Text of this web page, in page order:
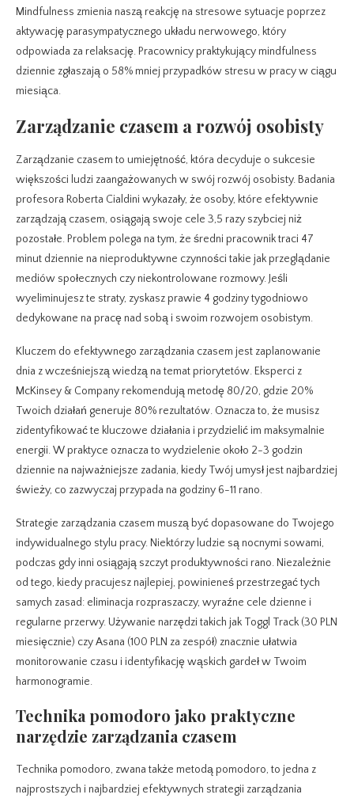
Mindfulness zmienia naszą reakcję na stresowe sytuacje poprzez
aktywację parasympatycznego układu nerwowego, który
odpowiada za relaksację. Pracownicy praktykujący mindfulness
dziennie zgłaszają o 58% mniej przypadków stresu w pracy w ciągu
miesiąca.
Zarządzanie czasem a rozwój osobisty
Zarządzanie czasem to umiejętność, która decyduje o sukcesie
większości ludzi zaangażowanych w swój rozwój osobisty. Badania
profesora Roberta Cialdini wykazały, że osoby, które efektywnie
zarządzają czasem, osiągają swoje cele 3,5 razy szybciej niż
pozostałe. Problem polega na tym, że średni pracownik traci 47
minut dziennie na nieproduktywne czynności takie jak przeglądanie
mediów społecznych czy niekontrolowane rozmowy. Jeśli
wyeliminujesz te straty, zyskasz prawie 4 godziny tygodniowo
dedykowane na pracę nad sobą i swoim rozwojem osobistym.
Kluczem do efektywnego zarządzania czasem jest zaplanowanie
dnia z wcześniejszą wiedzą na temat priorytetów. Eksperci z
McKinsey & Company rekomendują metodę 80/20, gdzie 20%
Twoich działań generuje 80% rezultatów. Oznacza to, że musisz
zidentyfikować te kluczowe działania i przydzielić im maksymalnie
energii. W praktyce oznacza to wydzielenie około 2-3 godzin
dziennie na najważniejsze zadania, kiedy Twój umysł jest najbardziej
świeży, co zazwyczaj przypada na godziny 6-11 rano.
Strategie zarządzania czasem muszą być dopasowane do Twojego
indywidualnego stylu pracy. Niektórzy ludzie są nocnymi sowami,
podczas gdy inni osiągają szczyt produktywności rano. Niezależnie
od tego, kiedy pracujesz najlepiej, powinieneś przestrzegać tych
samych zasad: eliminacja rozpraszaczy, wyraźne cele dzienne i
regularne przerwy. Używanie narzędzi takich jak Toggl Track (30 PLN
miesięcznie) czy Asana (100 PLN za zespół) znacznie ułatwia
monitorowanie czasu i identyfikację wąskich gardeł w Twoim
harmonogramie.
Technika pomodoro jako praktyczne
narzędzie zarządzania czasem
Technika pomodoro, zwana także metodą pomodoro, to jedna z
najprostszych i najbardziej efektywnych strategii zarządzania